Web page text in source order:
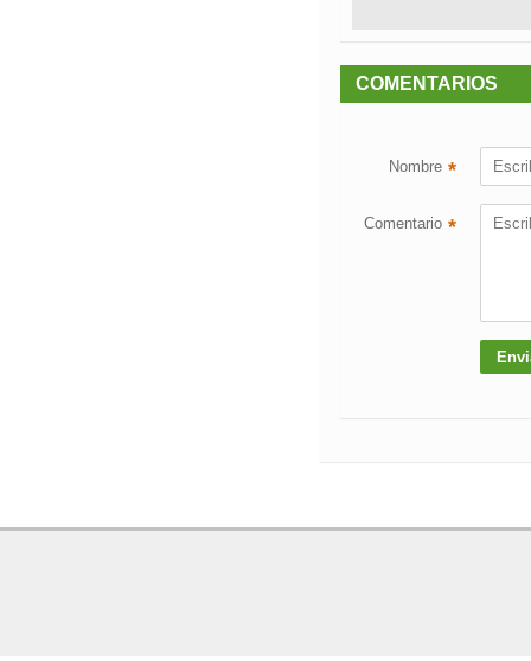
COMENTARIOS
Nombre *
Comentario *